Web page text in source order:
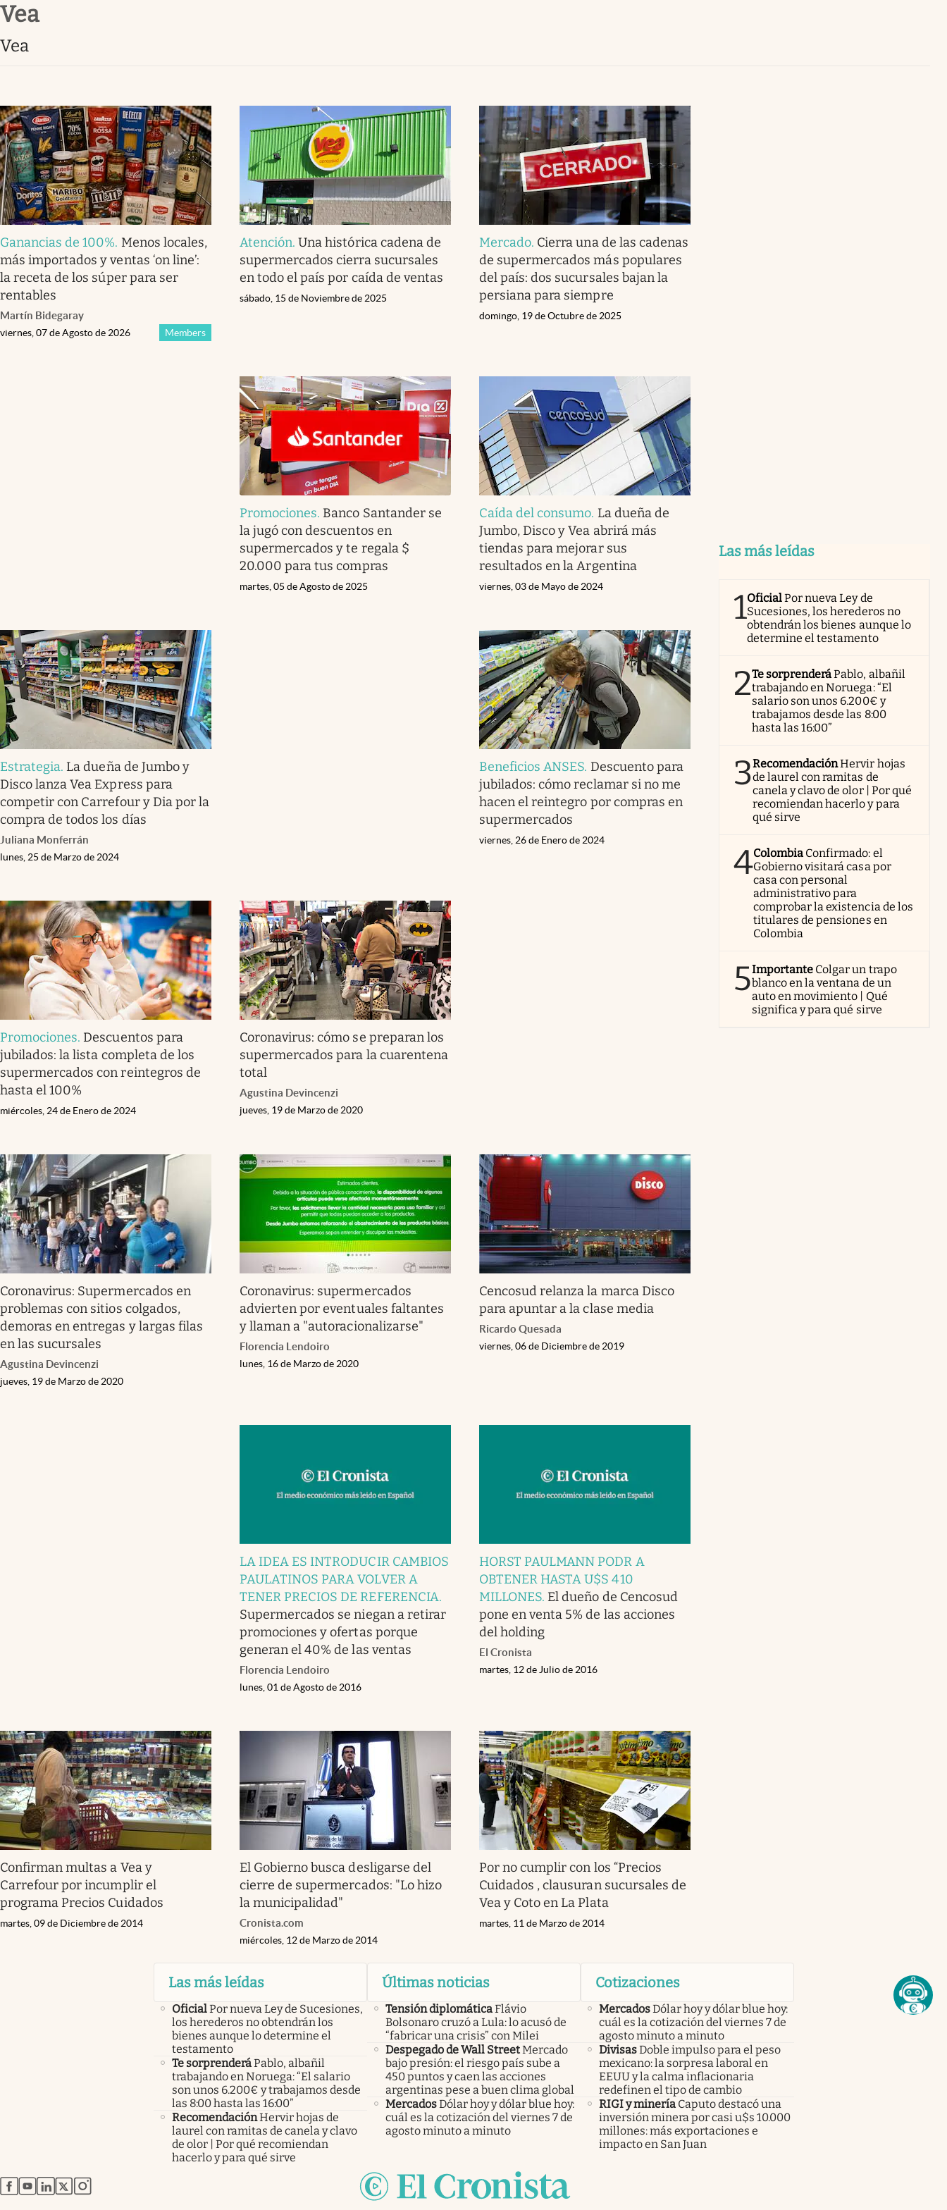
Infotechnology
Eventos Corporativos
El Cronista Studio
Mediakit
abre en nueva pestaña
Vea
Vea
Ganancias de 100%. Menos locales,
más importados y ventas ‘on line’:
la receta de los súper para ser
rentables
Martín Bidegaray
Members
viernes, 07 de Agosto de 2026
Atención.Una histórica cadena de
supermercados cierra sucursales
en todo el país por caída de ventas
sábado, 15 de Noviembre de 2025
Mercado. Cierra una de las cadenas
de supermercados más populares
del país: dos sucursales bajan la
persiana para siempre
domingo, 19 de Octubre de 2025
Promociones. Banco Santander se
la jugó con descuentos en
supermercados y te regala $
20.000 para tus compras
martes, 05 de Agosto de 2025
Caída del consumo. La dueña de
Jumbo, Disco y Vea abrirá más
tiendas para mejorar sus
resultados en la Argentina
viernes, 03 de Mayo de 2024
Estrategia. La dueña de Jumbo y
Disco lanza Vea Express para
competir con Carrefour y Dia por la
compra de todos los días
Juliana Monferrán
lunes, 25 de Marzo de 2024
Beneficios ANSES. Descuento para
jubilados: cómo reclamar si no me
hacen el reintegro por compras en
supermercados
viernes, 26 de Enero de 2024
Promociones. Descuentos para
jubilados: la lista completa de los
supermercados con reintegros de
hasta el 100%
miércoles, 24 de Enero de 2024
Coronavirus: cómo se preparan los
supermercados para la cuarentena
total
Agustina Devincenzi
jueves, 19 de Marzo de 2020
Coronavirus: Supermercados en
problemas con sitios colgados,
demoras en entregas y largas filas
en las sucursales
Agustina Devincenzi
jueves, 19 de Marzo de 2020
Coronavirus: supermercados
advierten por eventuales faltantes
y llaman a "autoracionalizarse"
Florencia Lendoiro
lunes, 16 de Marzo de 2020
Cencosud relanza la marca Disco
para apuntar a la clase media
Ricardo Quesada
viernes, 06 de Diciembre de 2019
LA IDEA ES INTRODUCIR CAMBIOS
PAULATINOS PARA VOLVER A
TENER PRECIOS DE REFERENCIA.
Supermercados se niegan a retirar
promociones y ofertas porque
generan el 40% de las ventas
Florencia Lendoiro
lunes, 01 de Agosto de 2016
HORST PAULMANN PODR A
OBTENER HASTA U$S 410
MILLONES. El dueño de Cencosud
pone en venta 5% de las acciones
del holding
El Cronista
martes, 12 de Julio de 2016
Confirman multas a Vea y
Carrefour por incumplir el
programa Precios Cuidados
martes, 09 de Diciembre de 2014
El Gobierno busca desligarse del
cierre de supermercados: "Lo hizo
la municipalidad"
Cronista.com
miércoles, 12 de Marzo de 2014
Por no cumplir con los “Precios
Cuidados , clausuran sucursales de
Vea y Coto en La Plata
martes, 11 de Marzo de 2014
Las más leídas
1OficialPor nueva Ley de
Sucesiones, los herederos no
obtendrán los bienes aunque lo
determine el testamento
2Te sorprenderáPablo, albañil
trabajando en Noruega: “El
salario son unos 6.200€ y
trabajamos desde las 8:00
hasta las 16:00”
3RecomendaciónHervir hojas
de laurel con ramitas de
canela y clavo de olor | Por qué
recomiendan hacerlo y para
qué sirve
4Colombia Confirmado: el
Gobierno visitará casa por
casa con personal
administrativo para
comprobar la existencia de los
titulares de pensiones en
Colombia
5Importante Colgar un trapo
blanco en la ventana de un
auto en movimiento | Qué
significa y para qué sirve
Las más leídas
OficialPor nueva Ley de Sucesiones,
los herederos no obtendrán los
bienes aunque lo determine el
testamento
Te sorprenderáPablo, albañil
trabajando en Noruega: “El salario
son unos 6.200€ y trabajamos desde
las 8:00 hasta las 16:00”
RecomendaciónHervir hojas de
laurel con ramitas de canela y clavo
de olor | Por qué recomiendan
hacerlo y para qué sirve
Últimas noticias
Tensión diplomáticaFlávio
Bolsonaro cruzó a Lula: lo acusó de
“fabricar una crisis” con Milei
Despegado de Wall StreetMercado
bajo presión: el riesgo país sube a
450 puntos y caen las acciones
argentinas pese a buen clima global
MercadosDólar hoy y dólar blue hoy:
cuál es la cotización del viernes 7 de
agosto minuto a minuto
Cotizaciones
MercadosDólar hoy y dólar blue hoy:
cuál es la cotización del viernes 7 de
agosto minuto a minuto
DivisasDoble impulso para el peso
mexicano: la sorpresa laboral en
EEUU y la calma inflacionaria
redefinen el tipo de cambio
RIGI y minería Caputo destacó una
inversión minera por casi u$s 10.000
millones: más exportaciones e
impacto en San Juan
abre en nueva pestaña
abre en nueva pestaña
abre en nueva pestaña
abre en nueva pestaña
abre en nueva pestaña